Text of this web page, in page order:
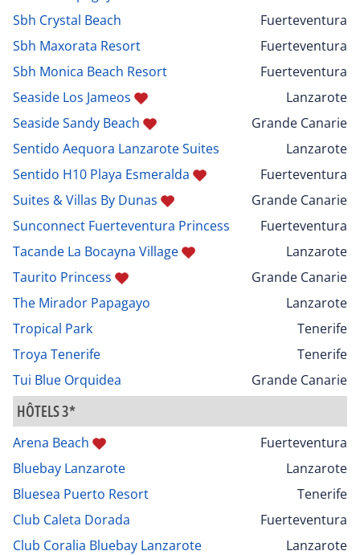
Sbh Crystal Beach
Fuerteventura
Sbh Maxorata Resort
Fuerteventura
Sbh Monica Beach Resort
Fuerteventura
Seaside Los Jameos
Lanzarote
Seaside Sandy Beach
Grande Canarie
Sentido Aequora Lanzarote Suites
Lanzarote
Sentido H10 Playa Esmeralda
Fuerteventura
Suites & Villas By Dunas
Grande Canarie
Sunconnect Fuerteventura Princess
Fuerteventura
Tacande La Bocayna Village
Lanzarote
Taurito Princess
Grande Canarie
The Mirador Papagayo
Lanzarote
Tropical Park
Tenerife
Troya Tenerife
Tenerife
Tui Blue Orquidea
Grande Canarie
HÔTELS 3*
Arena Beach
Fuerteventura
Bluebay Lanzarote
Lanzarote
Bluesea Puerto Resort
Tenerife
Club Caleta Dorada
Fuerteventura
Club Coralia Bluebay Lanzarote
Lanzarote